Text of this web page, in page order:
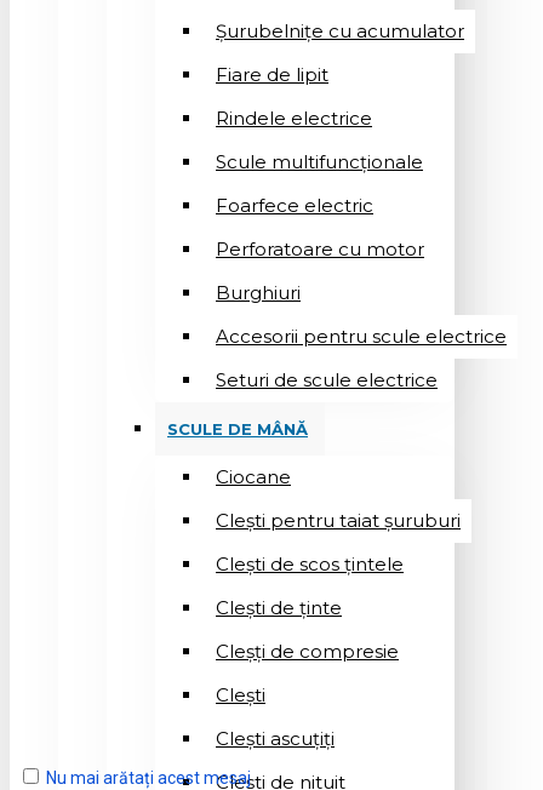
Șurubelnițe cu acumulator
Fiare de lipit
Rindele electrice
Scule multifuncționale
Foarfece electric
Perforatoare cu motor
Burghiuri
Accesorii pentru scule electrice
Seturi de scule electrice
SCULE DE MÂNĂ
Ciocane
Cleşti pentru taiat șuruburi
Clești de scos țintele
Clești de ținte
Cleșți de compresie
Cleşti
Clești ascuțiți
Cleşti de nituit
Nu mai arătați acest mesaj